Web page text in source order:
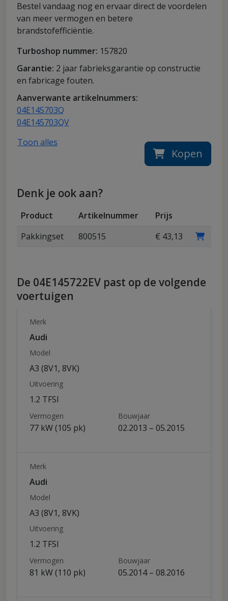
Bestel vandaag nog en ervaar direct de voordelen
van meer vermogen en betere
brandstofefficiëntie.
Turboshop nummer: 157820
Garantie: 2 jaar fabrieksgarantie op constructie
en fabricage fouten.
Aanverwante artikelnummers:
04E145703Q
04E145703QV
Toon alles
Kopen
Denk je ook aan?
Product Artikelnummer
Prijs
Pakkingset
800515 € 43,13
De 04E145722EV past op de volgende
voertuigen
Merk
Audi
Model
A3 (8V1, 8VK)
Uitvoering
1.2 TFSI
Vermogen
77 kW (105 pk)
Bouwjaar
02.2013 – 05.2015
Merk
Audi
Model
A3 (8V1, 8VK)
Uitvoering
1.2 TFSI
Vermogen
81 kW (110 pk)
Bouwjaar
05.2014 – 08.2016